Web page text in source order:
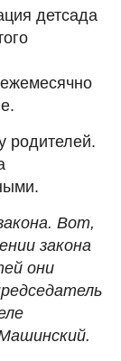
детсада
родителей.
Вот,
закона
они